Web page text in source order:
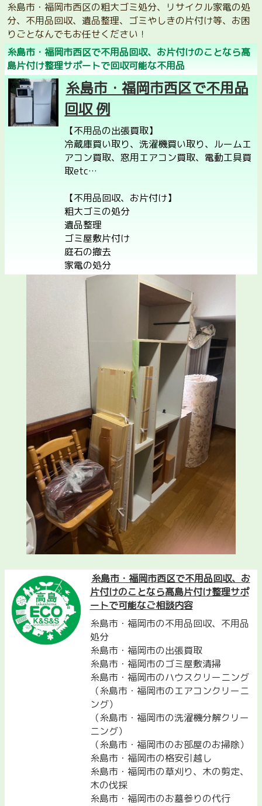
糸島市・福岡市西区の粗大ゴミ処分、リサイクル家電の処
分、不用品回収、遺品整理、ゴミやしきの片付け等、お困
りごとなんでもお任せください！
糸島市・福岡市西区で不用品回収、お片付けのことなら髙
島片付け整理サポートで回収可能な不用品
糸島市・福岡市西区で不用品
回収 例
【不用品の出張買取】
冷蔵庫買い取り、洗濯機買い取り、ルームエ
アコン買取、窓用エアコン買取、電動工具買
取etc…
【不用品回収、お片付け】
粗大ゴミの処分
遺品整理
ゴミ屋敷片付け
庭石の撤去
家電の処分
糸島市・福岡市西区で不用品回収、お
片付けのことなら髙島片付け整理サポ
ートで可能なご相談内容
糸島市・福岡市の不用品回収、不用品
処分
糸島市・福岡市の出張買取
糸島市・福岡市のゴミ屋敷清掃
糸島市・福岡市のハウスクリーニング
（糸島市・福岡市のエアコンクリーニ
ング）
（糸島市・福岡市の洗濯機分解クリー
ニング）
（糸島市・福岡市のお部屋のお掃除）
糸島市・福岡市の格安引越し
糸島市・福岡市の草刈り、木の剪定、
木の伐採
糸島市・福岡市のお墓参りの代行